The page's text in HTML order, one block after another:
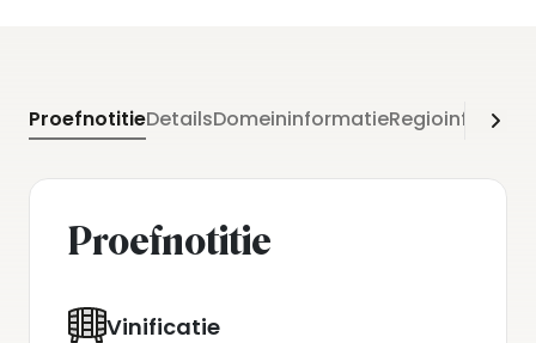
ProefnotitieDetailsDomeininformatie
Proefnotitie
Vinificatie